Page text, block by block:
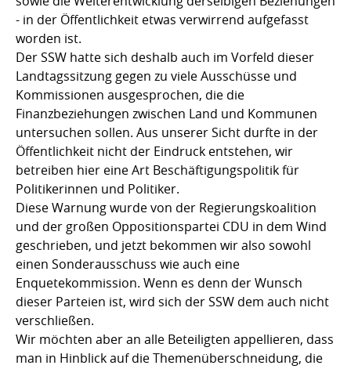
- in der Öffentlichkeit etwas verwirrend aufgefasst
worden ist.
Der SSW hatte sich deshalb auch im Vorfeld dieser
Landtagssitzung gegen zu viele Ausschüsse und
Kommissionen ausgesprochen, die die
Finanzbeziehungen zwischen Land und Kommunen
untersuchen sollen. Aus unserer Sicht durfte in der
Öffentlichkeit nicht der Eindruck entstehen, wir
betreiben hier eine Art Beschäftigungspolitik für
Politikerinnen und Politiker.
Diese Warnung wurde von der Regierungskoalition
und der großen Oppositionspartei CDU in dem Wind
geschrieben, und jetzt bekommen wir also sowohl
einen Sonderausschuss wie auch eine
Enquetekommission. Wenn es denn der Wunsch
dieser Parteien ist, wird sich der SSW dem auch nicht
verschließen.
Wir möchten aber an alle Beteiligten appellieren, dass
man in Hinblick auf die Themenüberschneidung, die